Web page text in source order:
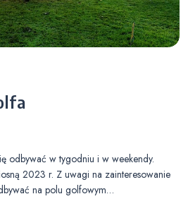
odbywać w tygodniu i w weekendy.
2023 r. Z uwagi na zainteresowanie
na polu golfowym…